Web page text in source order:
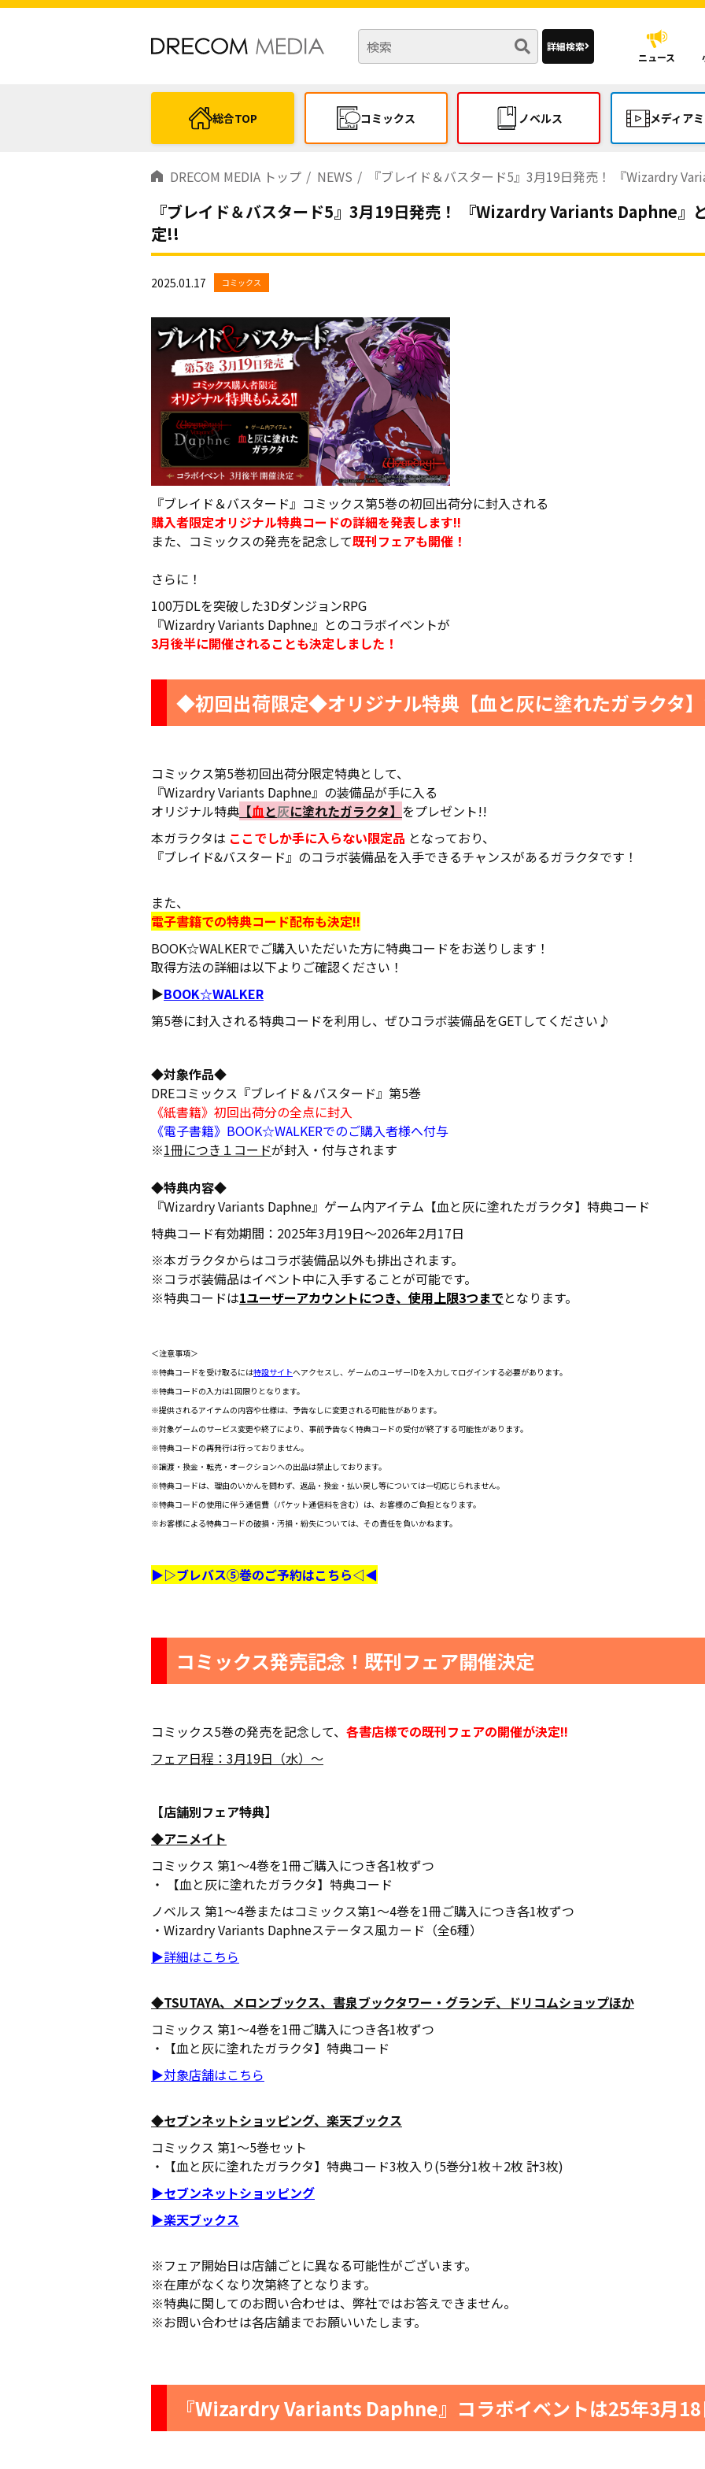
詳細検索
ニュース
総合TOP コミックス ノベルス メディア
DRECOM MEDIA トップ NEWS 『ブレイド＆バスタード5』3月19日発売！ 『Wizardry Variants
『ブレイド＆バスタード5』3月19日発売！ 『Wizardry Variants Daphne』
定!!
2025.01.17 コミックス
『ブレイド＆バスタード』コミックス第5巻の初回出荷分に封入される
購入者限定オリジナル特典コードの詳細を発表します!!
また、コミックスの発売を記念して既刊フェアも開催！
さらに！
100万DLを突破した3DダンジョンRPG
『Wizardry Variants Daphne』とのコラボイベントが
3月後半に開催されることも決定しました！
◆初回出荷限定◆オリジナル特典【血と灰に塗れたガラクタ
コミックス第5巻初回出荷分限定特典として、
『Wizardry Variants Daphne』の装備品が手に入る
オリジナル特典 【血 と灰に塗れたガラクタ】 をプレゼント!!
本ガラクタは ここでしか手に入らない限定品 となっており、
『ブレイド&バスタード』のコラボ装備品を入手できるチャンスがあるガラクタです！
また、
電子書籍での特典コード配布も決定!!
BOOK☆WALKERでご購入いただいた方に特典コードをお送りします！
取得方法の詳細は以下よりご確認ください！
▶BOOK☆WALKER
第5巻に封入される特典コードを利用し、ぜひコラボ装備品をGETしてください♪
◆対象作品◆
DREコミックス『ブレイド＆バスタード』第5巻
《紙書籍》初回出荷分の全点に封入
《電子書籍》BOOK☆WALKERでのご購入者様へ付与
※1冊につき１コードが封入・付与されます
◆特典内容◆
『Wizardry Variants Daphne』ゲーム内アイテム【血と灰に塗れたガラクタ】特典コード
特典コード有効期間：2025年3月19日～2026年2月17日
※本ガラクタからはコラボ装備品以外も排出されます。
※コラボ装備品はイベント中に入手することが可能です。
※特典コードは1ユーザーアカウントにつき、使用上限3つまでとなります。
＜注意事項＞
※特典コードを受け取るには特設サイトへアクセスし、ゲームのユーザーIDを入力してログインする必要があります。
※特典コードの入力は1回限りとなります。
※提供されるアイテムの内容や仕様は、予告なしに変更される可能性があります。
※対象ゲームのサービス変更や終了により、事前予告なく特典コードの受付が終了する可能性があります。
※特典コードの再発行は行っておりません。
※譲渡・換金・転売・オークションへの出品は禁止しております。
※特典コードは、理由のいかんを問わず、返品・換金・払い戻し等については一切応じられません。
※特典コードの使用に伴う通信費（パケット通信料を含む）は、お客様のご負担となります。
※お客様による特典コードの破損・汚損・紛失については、その責任を負いかねます。
▶▷ブレバス⑤巻のご予約はこちら◁◀
コミックス発売記念！既刊フェア開催決定
コミックス5巻の発売を記念して、 各書店様での既刊フェアの開催が決定!!
フェア日程：3月19日（水）～
【店舗別フェア特典】
◆アニメイト
コミックス 第1～4巻を1冊ご購入につき各1枚ずつ
・ 【血と灰に塗れたガラクタ】特典コード
ノベルス 第1～4巻またはコミックス第1～4巻を1冊ご購入につき各1枚ずつ
・Wizardry Variants Daphneステータス風カード（全6種）
▶詳細はこちら
◆TSUTAYA、メロンブックス、書泉ブックタワー・グランデ、ドリコムショップほか
コミックス 第1～4巻を1冊ご購入につき各1枚ずつ
・【血と灰に塗れたガラクタ】特典コード
▶対象店舗はこちら
◆セブンネットショッピング、楽天ブックス
コミックス 第1～5巻セット
・【血と灰に塗れたガラクタ】特典コード3枚入り(5巻分1枚＋2枚 計3枚)
▶セブンネットショッピング
▶楽天ブックス
※フェア開始日は店舗ごとに異なる可能性がございます。
※在庫がなくなり次第終了となります。
※特典に関してのお問い合わせは、弊社ではお答えできません。
※お問い合わせは各店舗までお願いいたします。
『Wizardry Variants Daphne』コラボイベントは25年3月18